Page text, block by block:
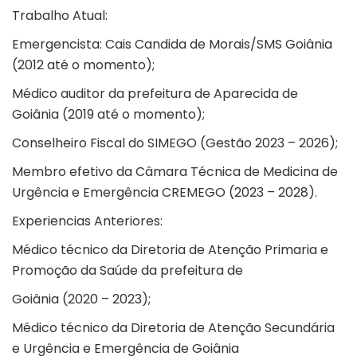
Trabalho Atual:
Emergencista: Cais Candida de Morais/SMS Goiânia
(2012 até o momento);
Médico auditor da prefeitura de Aparecida de
Goiânia (2019 até o momento);
Conselheiro Fiscal do SIMEGO (Gestão 2023 – 2026);
Membro efetivo da Câmara Técnica de Medicina de
Urgência e Emergência CREMEGO (2023 – 2028).
Experiencias Anteriores:
Médico técnico da Diretoria de Atenção Primaria e
Promoção da Saúde da prefeitura de
Goiânia (2020 – 2023);
Médico técnico da Diretoria de Atenção Secundária
e Urgência e Emergência de Goiânia